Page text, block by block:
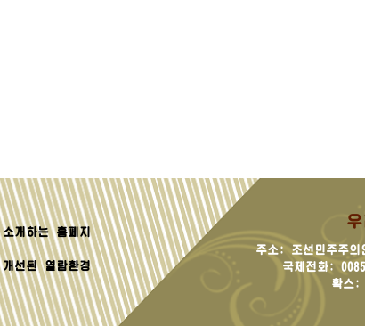
개하는 홈페지
선된 열람환경
주소: 조선민주주의
국제전화:
확스: